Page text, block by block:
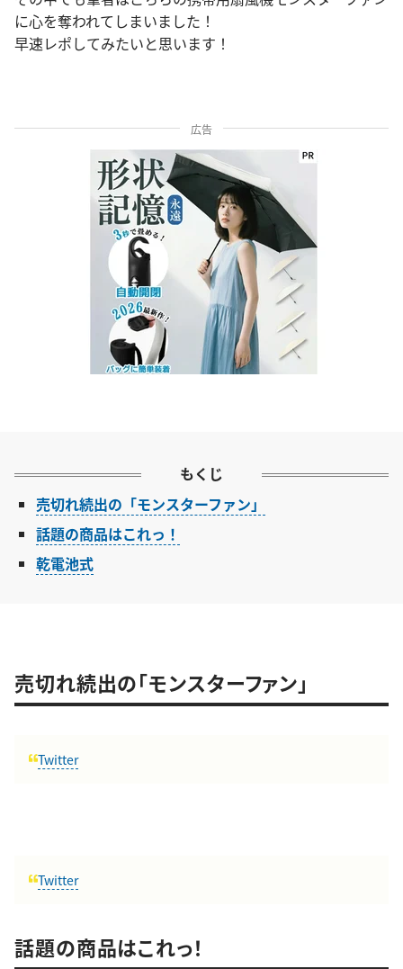
に心を奪われてしまいました！
早速レポしてみたいと思います！
広告
もくじ
売切れ続出の「モンスターファン」
話題の商品はこれっ！
乾電池式
売切れ続出の「モンスターファン」
Twitter
Twitter
話題の商品はこれっ！